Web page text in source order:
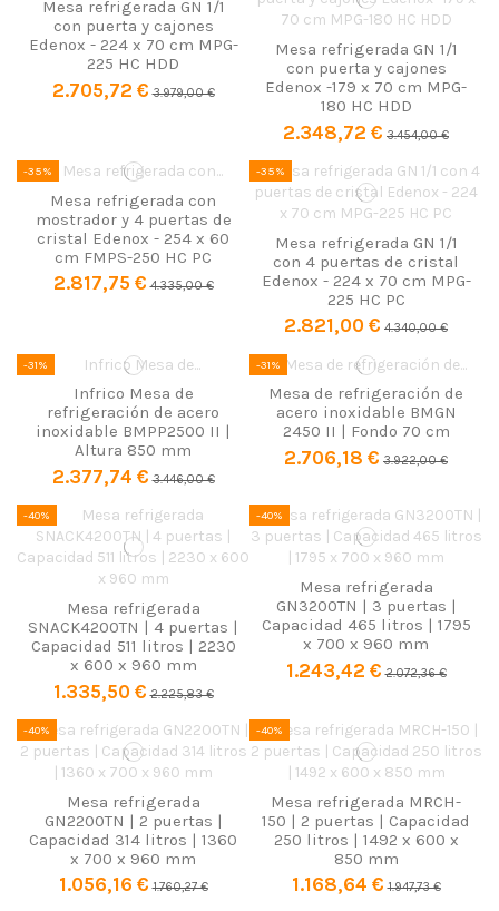
Mesa refrigerada GN 1/1
con puerta y cajones
Edenox - 224 x 70 cm MPG-
225 HC HDD
2.705,72 € 3.979,00 €
Mesa refrigerada GN 1/1
con puerta y cajones
Edenox -179 x 70 cm MPG-
180 HC HDD
2.348,72 € 3.454,00 €
-35%
Mesa refrigerada con
mostrador y 4 puertas de
cristal Edenox - 254 x 60
cm FMPS-250 HC PC
2.817,75 € 4.335,00 €
-35%
Mesa refrigerada GN 1/1
con 4 puertas de cristal
Edenox - 224 x 70 cm MPG-
225 HC PC
2.821,00 € 4.340,00 €
-31%
Infrico Mesa de
refrigeración de acero
inoxidable BMPP2500 II |
Altura 850 mm
2.377,74 € 3.446,00 €
-31%
Mesa de refrigeración de
acero inoxidable BMGN
2450 II | Fondo 70 cm
2.706,18 € 3.922,00 €
-40%
Mesa refrigerada
SNACK4200TN | 4 puertas |
Capacidad 511 litros | 2230
x 600 x 960 mm
1.335,50 € 2.225,83 €
-40%
Mesa refrigerada
GN3200TN | 3 puertas |
Capacidad 465 litros | 1795
x 700 x 960 mm
1.243,42 € 2.072,36 €
-40%
Mesa refrigerada
GN2200TN | 2 puertas |
Capacidad 314 litros | 1360
x 700 x 960 mm
1.056,16 € 1.760,27 €
-40%
Mesa refrigerada MRCH-
150 | 2 puertas | Capacidad
250 litros | 1492 x 600 x
850 mm
1.168,64 € 1.947,73 €